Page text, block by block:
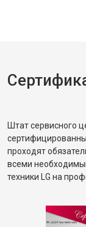
Штат сервисного
проходят
всеми
техники LG на